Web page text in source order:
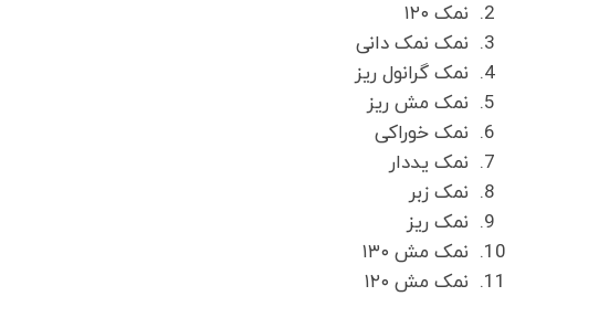
نمک ۱۲۰
نمک نمک دانی
نمک گرانول ریز
نمک مش ریز
نمک خوراکی
نمک یددار
نمک زبر
نمک ریز
نمک مش ۱۳۰
نمک مش ۱۲۰